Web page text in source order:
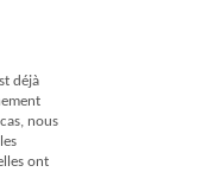
déjà
nous
ont